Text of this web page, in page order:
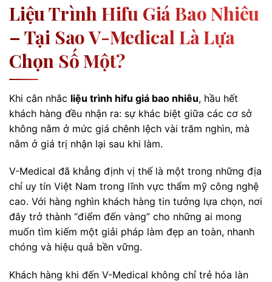
Liệu Trình Hifu Giá Bao Nhiêu
– Tại Sao V-Medical Là Lựa
Chọn Số Một?
Khi cân nhắc liệu trình hifu giá bao nhiêu, hầu hết
khách hàng đều nhận ra: sự khác biệt giữa các cơ sở
không nằm ở mức giá chênh lệch vài trăm nghìn, mà
nằm ở giá trị nhận lại sau khi làm.
V-Medical đã khẳng định vị thế là một trong những địa
chỉ uy tín Việt Nam trong lĩnh vực thẩm mỹ công nghệ
cao. Với hàng nghìn khách hàng tin tưởng lựa chọn, nơi
đây trở thành “điểm đến vàng” cho những ai mong
muốn tìm kiếm một giải pháp làm đẹp an toàn, nhanh
chóng và hiệu quả bền vững.
Khách hàng khi đến V-Medical không chỉ trẻ hóa làn